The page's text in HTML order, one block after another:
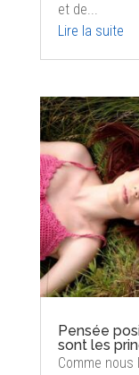
et de...
Lire la suite
Pensée
sont les
Comme